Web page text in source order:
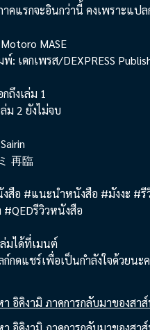
คแรกจะอินกว่านี้ คงเพราะแปล
MASE
: เดกเพรส/DEXPRESS
ถึงเล่ม 1
ม 2 ยังไม่จบ
再臨
สือ #แนะนำหนังสือ #มังงะ #
#QEDรีวิวหนังสือ
มได้ที่เมนต์
ก์กดแชร์เพื่อเป็นกำลังใจด้วยนะ